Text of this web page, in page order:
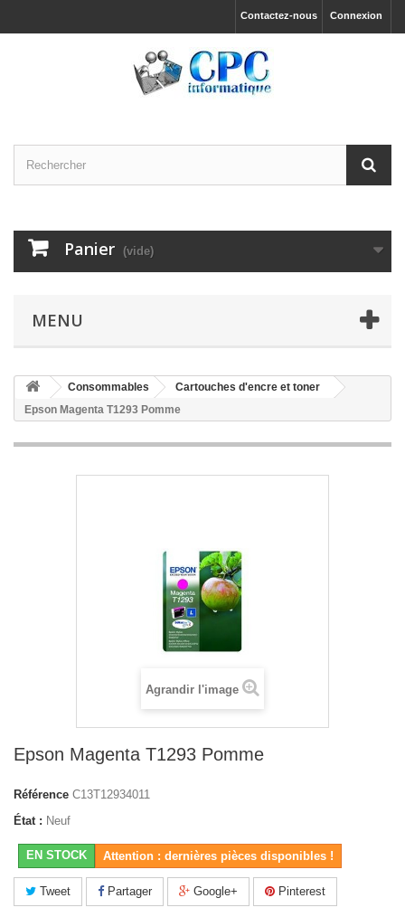
Connexion
Contactez-nous
Panier (vide)
MENU
Consommables
Cartouches d'encre et toner
Epson Magenta T1293 Pomme
Agrandir l'image
Epson Magenta T1293 Pomme
Référence C13T12934011
État : Neuf
EN STOCK Attention : dernières pièces disponibles !
Tweet Partager Google+ Pinterest